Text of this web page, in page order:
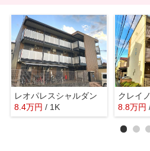
レオパレスシャルダン
8.4万円 / 1K
クレイ
8.8万円